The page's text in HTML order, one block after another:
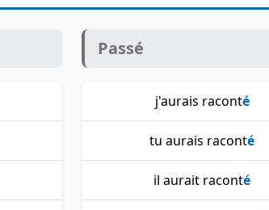
Passé
j'aurais raconté
tu aurais raconté
il aurait raconté